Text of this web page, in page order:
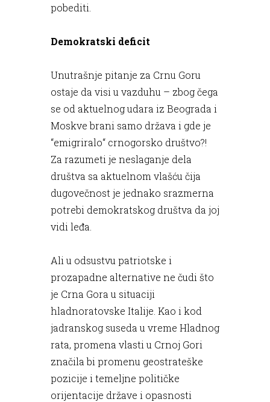
pobediti.
Demokratski deficit
Unutrašnje pitanje za Crnu Goru
ostaje da visi u vazduhu – zbog čega
se od aktuelnog udara iz Beograda i
Moskve brani samo država i gde je
“emigriralo“ crnogorsko društvo?!
Za razumeti je neslaganje dela
društva sa aktuelnom vlašću čija
dugovečnost je jednako srazmerna
potrebi demokratskog društva da joj
vidi leđa.
Ali u odsustvu patriotske i
prozapadne alternative ne čudi što
je Crna Gora u situaciji
hladnoratovske Italije. Kao i kod
jadranskog suseda u vreme Hladnog
rata, promena vlasti u Crnoj Gori
značila bi promenu geostrateške
pozicije i temeljne političke
orijentacije države i opasnosti